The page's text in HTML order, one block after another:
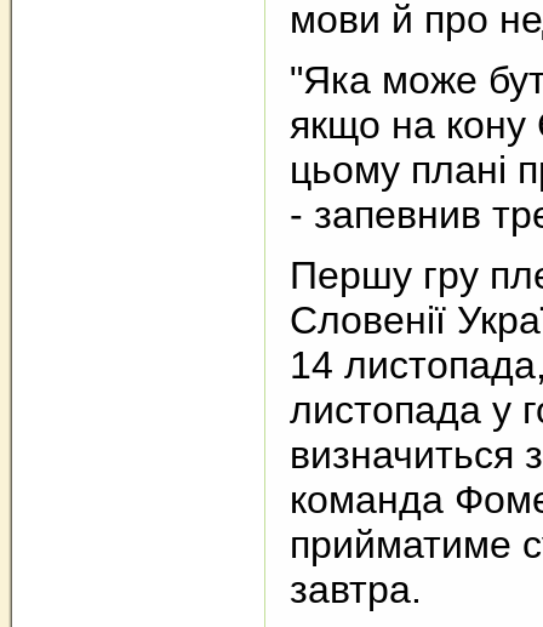
мови й про
"Яка може
якщо на
цьому плані
- запевнив
Першу гру
Словенії
14
листопада у
визначиться
команда
прийматиме
завтра.